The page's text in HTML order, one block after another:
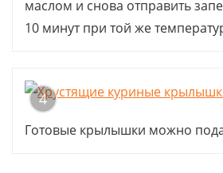
маслом и снова отправить
10 минут при той же
4
Готовые крылышки можно